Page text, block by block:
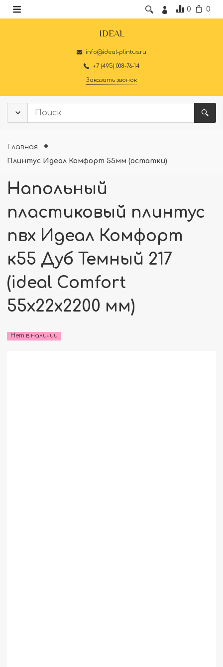
0 0
IDEAL
info@ideal-plintus.ru
+7 (495) 008-76-14
Заказать звонок
Главная
Плинтус Идеал Комфорт 55мм (остатки)
Напольный
пластиковый плинтус
пвх Идеал Комфорт
к55 Дуб Темный 217
(ideal Comfort
55х22х2200 мм)
Нет в наличии